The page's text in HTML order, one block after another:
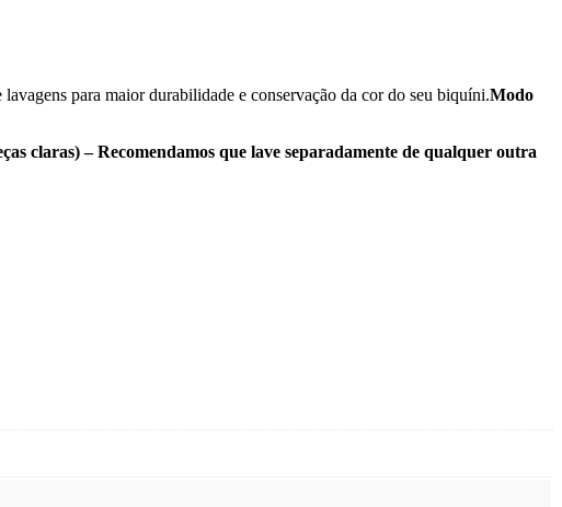
para maior durabilidade e conservação da cor do seu biquíni.Modo
claras) – Recomendamos que lave separadamente de qualquer outra